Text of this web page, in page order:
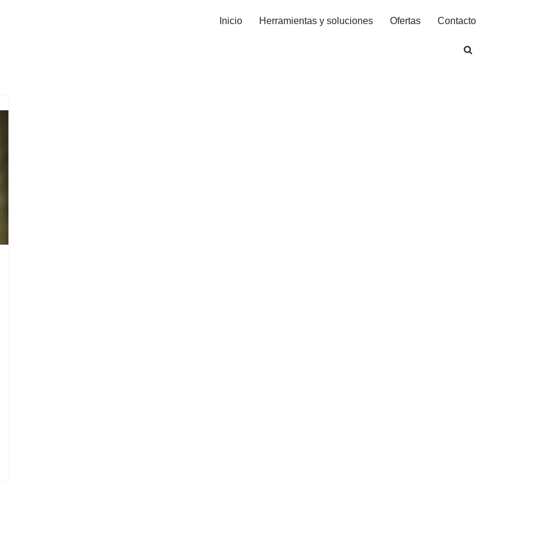
Inicio Herramientas y soluciones Ofertas Contacto